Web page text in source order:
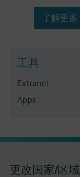
了解更多
工具
Extranet
Apps
更改国家/区域